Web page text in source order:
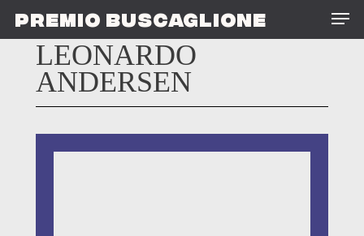
main
PREMIO BUSCAGLIONE
LEONARDO
ANDERSEN